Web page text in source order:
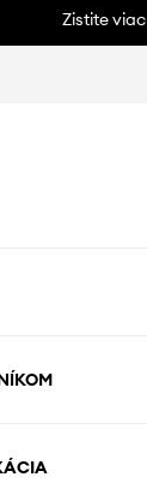
Zistite viac